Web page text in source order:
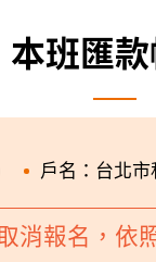
本班匯款
戶名：台北
消報名，依